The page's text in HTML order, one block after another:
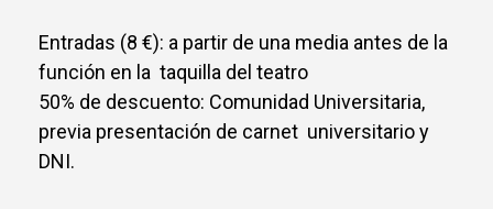
Entradas (8 €): a partir de una media antes de la
función en la taquilla del teatro
50% de descuento: Comunidad Universitaria,
previa presentación de carnet universitario y
DNI.